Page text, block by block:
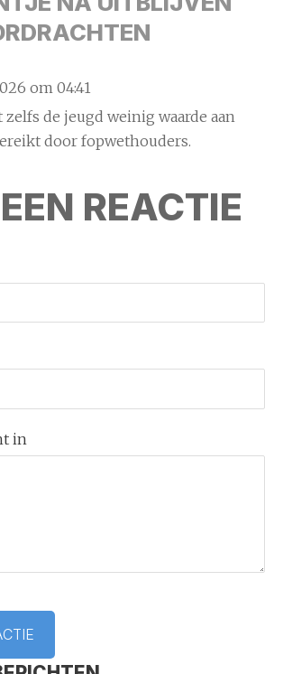
om 04:41
de jeugd weinig waarde aan
door fopwethouders.
REACTIE
in